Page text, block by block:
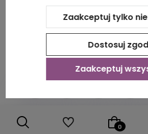
3.0™
od
Zaakceptuj tylko
Dostosuj
Zaakceptuj